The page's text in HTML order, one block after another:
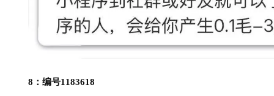
8：编号1183618